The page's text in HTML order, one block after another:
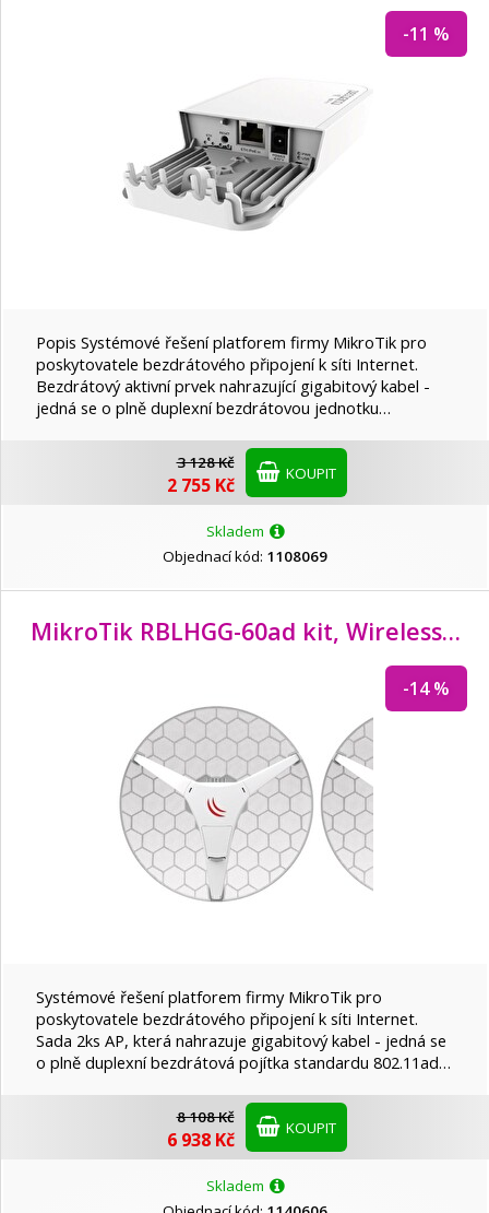
-11 %
Popis Systémové řešení platforem firmy MikroTik pro
poskytovatele bezdrátového připojení k síti Internet.
Bezdrátový aktivní prvek nahrazující gigabitový kabel -
jedná se o plně duplexní bezdrátovou jednotku…
3 128 Kč
2 755 Kč KOUPIT
Skladem
Objednací kód: 1108069
MikroTik RBLHGG-60ad kit, Wireless Wire Dish - kompletní spoj - 2 pack
-14 %
Systémové řešení platforem firmy MikroTik pro
poskytovatele bezdrátového připojení k síti Internet.
Sada 2ks AP, která nahrazuje gigabitový kabel - jedná se
o plně duplexní bezdrátová pojítka standardu 802.11ad…
8 108 Kč
6 938 Kč KOUPIT
Skladem